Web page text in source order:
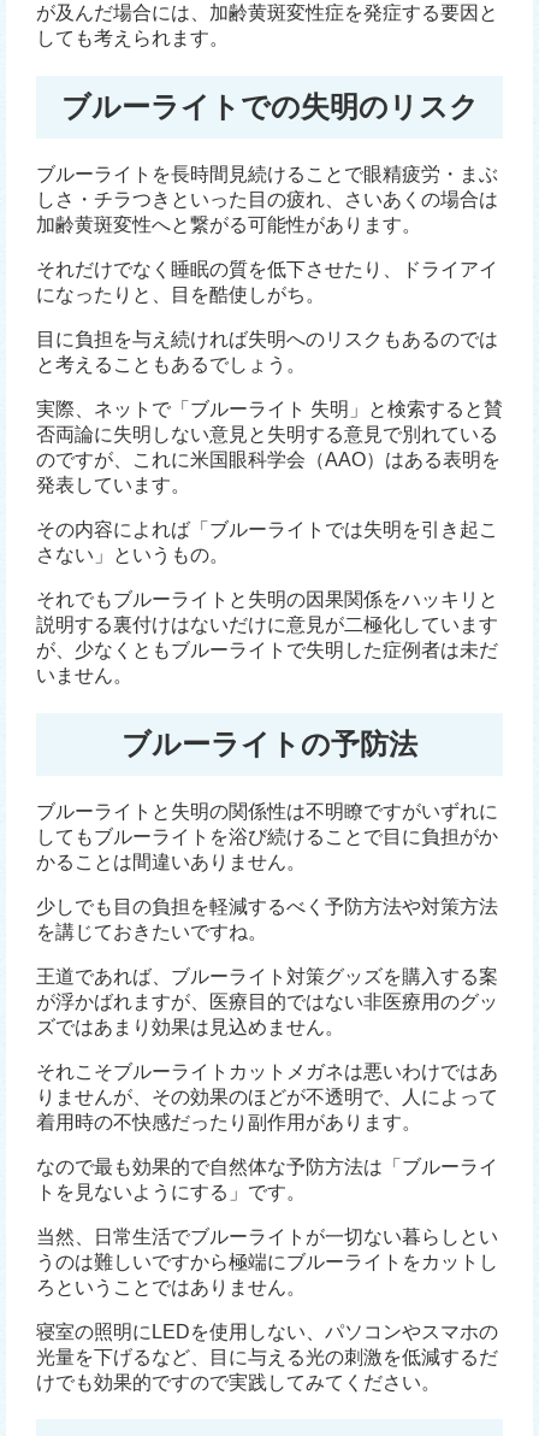
が及んだ場合には、加齢黄斑変性症を発症する要因と
しても考えられます。
ブルーライトでの失明のリスク
ブルーライトを長時間見続けることで眼精疲労・まぶ
しさ・チラつきといった目の疲れ、さいあくの場合は
加齢黄斑変性へと繋がる可能性があります。
それだけでなく睡眠の質を低下させたり、ドライアイ
になったりと、目を酷使しがち。
目に負担を与え続ければ失明へのリスクもあるのでは
と考えることもあるでしょう。
実際、ネットで「ブルーライト 失明」と検索すると賛
否両論に失明しない意見と失明する意見で別れている
のですが、これに米国眼科学会（AAO）はある表明を
発表しています。
その内容によれば「ブルーライトでは失明を引き起こ
さない」というもの。
それでもブルーライトと失明の因果関係をハッキリと
説明する裏付けはないだけに意見が二極化しています
が、少なくともブルーライトで失明した症例者は未だ
いません。
ブルーライトの予防法
ブルーライトと失明の関係性は不明瞭ですがいずれに
してもブルーライトを浴び続けることで目に負担がか
かることは間違いありません。
少しでも目の負担を軽減するべく予防方法や対策方法
を講じておきたいですね。
王道であれば、ブルーライト対策グッズを購入する案
が浮かばれますが、医療目的ではない非医療用のグッ
ズではあまり効果は見込めません。
それこそブルーライトカットメガネは悪いわけではあ
りませんが、その効果のほどが不透明で、人によって
着用時の不快感だったり副作用があります。
なので最も効果的で自然体な予防方法は「ブルーライ
トを見ないようにする」です。
当然、日常生活でブルーライトが一切ない暮らしとい
うのは難しいですから極端にブルーライトをカットし
ろということではありません。
寝室の照明にLEDを使用しない、パソコンやスマホの
光量を下げるなど、目に与える光の刺激を低減するだ
けでも効果的ですので実践してみてください。